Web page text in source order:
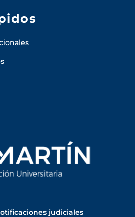
judiciales